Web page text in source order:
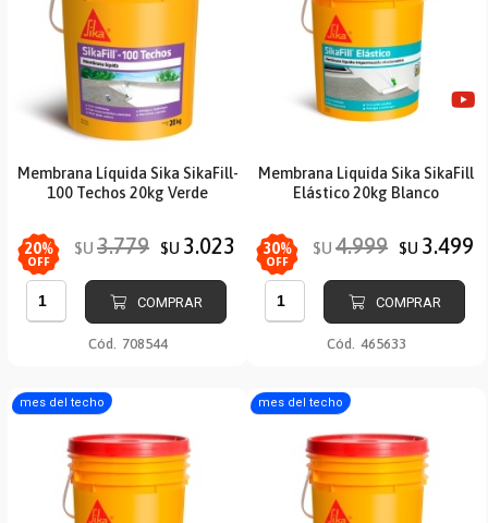
Membrana Líquida Sika SikaFill-
100 Techos 20kg Verde
20%
OFF
$U 3.779 $U 3.023
COMPRAR
Cód. 708544
Membrana Liquida Sika SikaFill
Elástico 20kg Blanco
30%
OFF
$U 4.999 $U 3.499
COMPRAR
Cód. 465633
mes del techo mes del techo